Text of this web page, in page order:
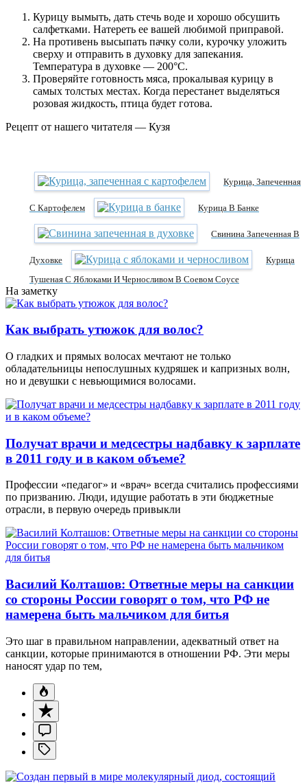
Курицу вымыть, дать стечь воде и хорошо обсушить
салфетками. Натереть ее вашей любимой приправой.
На противень высыпать пачку соли, курочку уложить
сверху и отправить в духовку для запекания.
Температура в духовке — 200°C.
Проверяйте готовность мяса, прокалывая курицу в
самых толстых местах. Когда перестанет выделяться
розовая жидкость, птица будет готова.
Рецепт от нашего читателя — Кузя
Курица, Запеченная
С Картофелем Курица В Банке
Свинина Запеченная В
Духовке
Курица
Тушеная С Яблоками И Черносливом В Соевом Соусе
На заметку
Как выбрать утюжок для волос?
О гладких и прямых волосах мечтают не только
обладательницы непослушных кудряшек и капризных волн,
но и девушки с невьющимися волосами.
Получат врачи и медсестры надбавку к зарплате
в 2011 году и в каком объеме?
Профессии «педагог» и «врач» всегда считались профессиями
по призванию. Люди, идущие работать в эти бюджетные
отрасли, в первую очередь привыкли
Василий Колташов: Ответные меры на санкции
со стороны России говорят о том, что РФ не
намерена быть мальчиком для битья
Это шаг в правильном направлении, адекватный ответ на
санкции, которые принимаются в отношении РФ. Эти меры
наносят удар по тем,